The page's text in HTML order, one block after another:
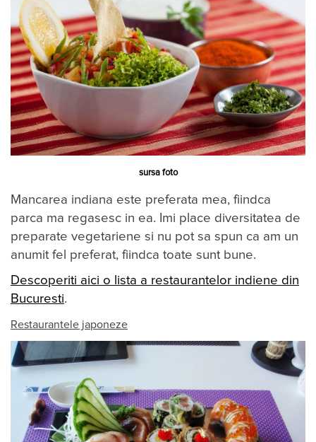
sursa foto
Mancarea indiana este preferata mea, fiindca
parca ma regasesc in ea. Imi place diversitatea de
preparate vegetariene si nu pot sa spun ca am un
anumit fel preferat, fiindca toate sunt bune.
Descoperiti aici o lista a restaurantelor indiene din
Bucuresti.
Restaurantele japoneze